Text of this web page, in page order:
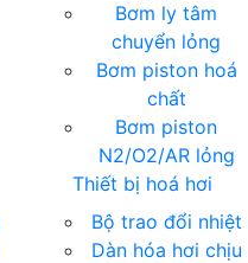
Bơm ly tâm
chuyển lỏng
Bơm piston hoá
chất
Bơm piston
N2/O2/AR lỏng
Thiết bị hoá hơi
Bộ trao đổi nhiệt
Dàn hóa hơi chịu